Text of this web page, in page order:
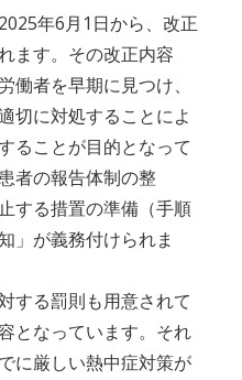
年6月1日から、改正
ます。その改正内容
働者を早期に見つけ、
切に対処することによ
ることが目的となって
者の報告体制の整
する措置の準備（手順
」が義務付けられま
する罰則も用意されて
となっています。それ
に厳しい熱中症対策が